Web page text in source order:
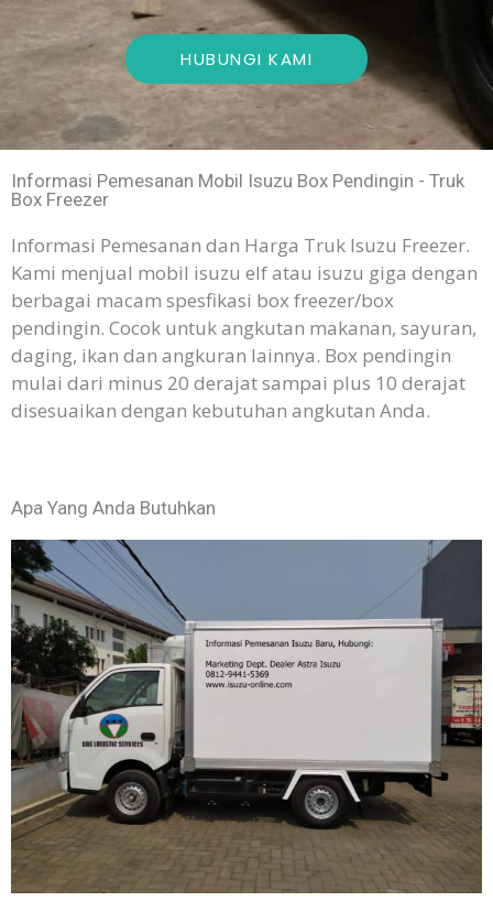
HUBUNGI KAMI
Informasi Pemesanan Mobil Isuzu Box Pendingin - Truk
Box Freezer
Informasi Pemesanan dan Harga Truk Isuzu Freezer.
Kami menjual mobil isuzu elf atau isuzu giga dengan
berbagai macam spesfikasi box freezer/box
pendingin. Cocok untuk angkutan makanan, sayuran,
daging, ikan dan angkuran lainnya. Box pendingin
mulai dari minus 20 derajat sampai plus 10 derajat
disesuaikan dengan kebutuhan angkutan Anda.
Apa Yang Anda Butuhkan